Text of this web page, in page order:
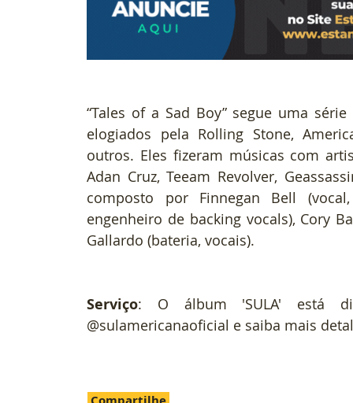
“Tales of a Sad Boy” segue uma
elogiados pela Rolling Stone,
outros. Eles fizeram músicas com
Adan Cruz, Teeam Revolver,
composto por Finnegan Bell
engenheiro de backing vocals), Cory
Gallardo (bateria, vocais).
Serviço: O álbum 'SULA' está
@sulamericanaoficial e saiba mais